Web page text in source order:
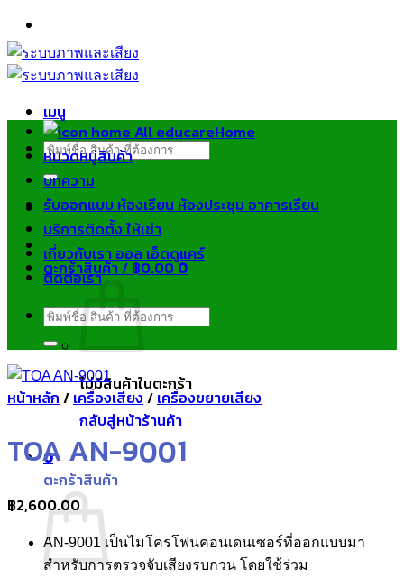
ข้าม
ไป
ยัง
เมนู
ค้นหา:
ตะกร้าสินค้า /฿0.000
ไม่มีสินค้าในตะกร้า
กลับสู่หน้าร้านค้า
0
ตะกร้าสินค้า
Home
หมวดหมู่สินค้า
บทความ
รับออกแบบ ห้องเรียน ห้องประชุม อาคารเรียน
บริการติดตั้ง ให้เช่า
เกี่ยวกับเรา ออล เอ็ดดูแคร์
ติดต่อเรา
ค้นหา:
หน้าหลัก / เครื่องเสียง/ เครื่องขยายเสียง
TOA AN-9001
฿2,600.00
AN-9001 เป็นไมโครโฟนคอนเดนเซอร์ที่ออกแบบมา
สำหรับการตรวจจับเสียงรบกวน โดยใช้ร่วม